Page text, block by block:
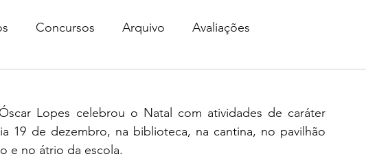
Concursos Arquivo Avaliações
19 de dezembro, na biblioteca, na cantina, no pavilhão
e no átrio da escola.